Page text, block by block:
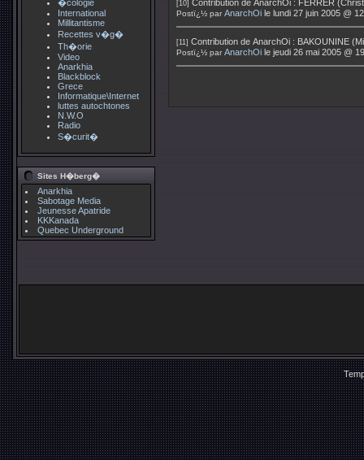
�cologie
International
Millitantisme
Recettes v�g�
Th�orie
Video
Anarkhia
Blackblock
Grece
Informatique\Internet
luttes autochtones
N.W.O
Radio
S�curit�
Sites H�berg�
Anarkhia
Sabotage Media
Jeunesse Apatride
KKKanada
Quebec Underground
[10] Contribution de AnarchOi : FERRER
Postï¿½ par AnarchOi le lundi 27 juin 2005 @
[11] Contribution de AnarchOi : BAKOUNINE
Postï¿½ par AnarchOi le jeudi 26 mai 2005 @